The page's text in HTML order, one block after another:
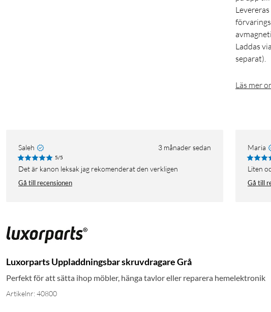
Laddas
separat).
Läs mer
Saleh 3 månader sedan
5/5
Det är kanon leksak jag rekomenderat den verkligen
Gå till recensionen
Maria
Liten
Gå till
Luxorparts Uppladdningsbar skruvdragare Grå
Perfekt för att sätta ihop möbler, hänga tavlor eller reparera hemelektronik
Artikelnr: 40800